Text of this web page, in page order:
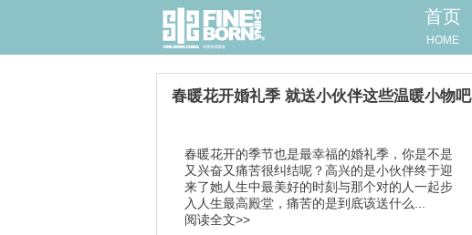
首页
HOME
春暖花开婚礼季 就送小伙伴这些温暖小物吧
春暖花开的季节也是最幸福的婚礼季，你是不是
又兴奋又痛苦很纠结呢？高兴的是小伙伴终于迎
来了她人生中最美好的时刻与那个对的人一起步
入人生最高殿堂，痛苦的是到底该送什么...
阅读全文>>